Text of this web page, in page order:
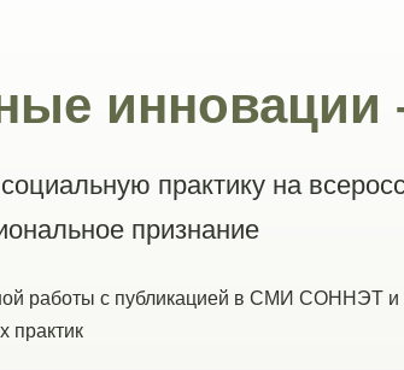
инновации
практику на
признание
работы с публикацией в СМИ СОННЭТ
практик